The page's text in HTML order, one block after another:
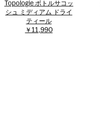
Topologie ボトルサコッ
シュ ミディアム ドライ
ティール
￥11,990